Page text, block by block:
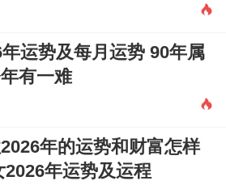
运势及每月运势 90年属
有一难
年的运势和财富怎样
2026年运势及运程